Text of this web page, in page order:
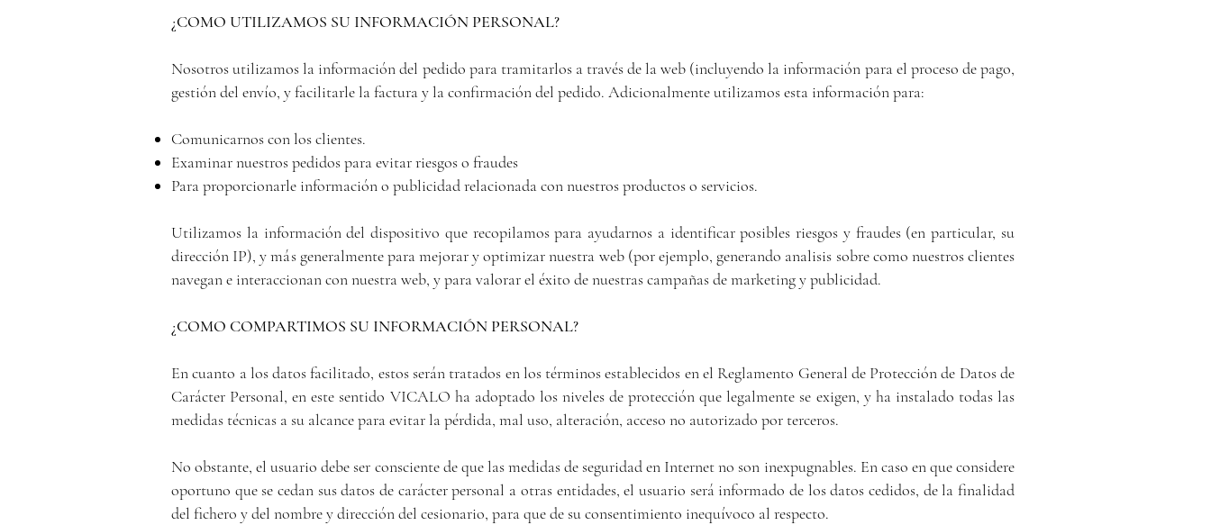
¿COMO UTILIZAMOS SU INFORMACIÓN PERSONAL?
Nosotros utilizamos la información del pedido para tramitarlos a través de la web (incluyendo la información para el proceso de pago,
gestión del envío, y facilitarle la factura y la confirmación del pedido. Adicionalmente utilizamos esta información para:
Comunicarnos con los clientes.
Examinar nuestros pedidos para evitar riesgos o fraudes
Para proporcionarle información o publicidad relacionada con nuestros productos o servicios.
Utilizamos la información del dispositivo que recopilamos para ayudarnos a identificar posibles riesgos y fraudes (en particular, su
dirección IP), y más generalmente para mejorar y optimizar nuestra web (por ejemplo, generando analisis sobre como nuestros clientes
navegan e interaccionan con nuestra web, y para valorar el éxito de nuestras campañas de marketing y publicidad.
¿COMO COMPARTIMOS SU INFORMACIÓN PERSONAL?
En cuanto a los datos facilitado, estos serán tratados en los términos establecidos en el Reglamento General de Protección de Datos de
Carácter Personal, en este sentido VICALO ha adoptado los niveles de protección que legalmente se exigen, y ha instalado todas las
medidas técnicas a su alcance para evitar la pérdida, mal uso, alteración, acceso no autorizado por terceros.
No obstante, el usuario debe ser consciente de que las medidas de seguridad en Internet no son inexpugnables. En caso en que considere
oportuno que se cedan sus datos de carácter personal a otras entidades, el usuario será informado de los datos cedidos, de la finalidad
del fichero y del nombre y dirección del cesionario, para que de su consentimiento inequívoco al respecto.